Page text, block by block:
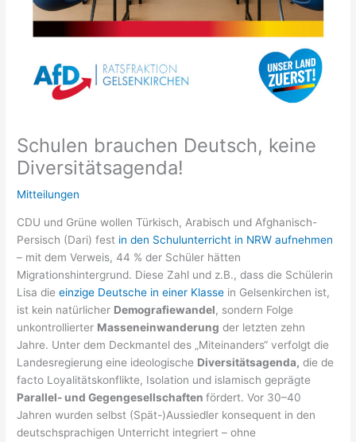
Schulen brauchen Deutsch, keine
Diversitätsagenda!
Mitteilungen
CDU und Grüne wollen Türkisch, Arabisch und Afghanisch-
Persisch (Dari) fest in den Schulunterricht in NRW aufnehmen
– mit dem Verweis, 44 % der Schüler hätten
Migrationshintergrund. Diese Zahl und z.B., dass die Schülerin
Lisa dieeinzige Deutsche in einer Klasse in Gelsenkirchen ist,
ist kein natürlicher Demografiewandel, sondern Folge
unkontrollierter Masseneinwanderung der letzten zehn
Jahre. Unter dem Deckmantel des „Miteinanders“ verfolgt die
Landesregierung eine ideologische Diversitätsagenda, die de
facto Loyalitätskonflikte, Isolation und islamisch geprägte
Parallel- und Gegengesellschaftenfördert. Vor 30–40
Jahren wurden selbst (Spät-)Aussiedler konsequent in den
deutschsprachigen Unterricht integriert – ohne